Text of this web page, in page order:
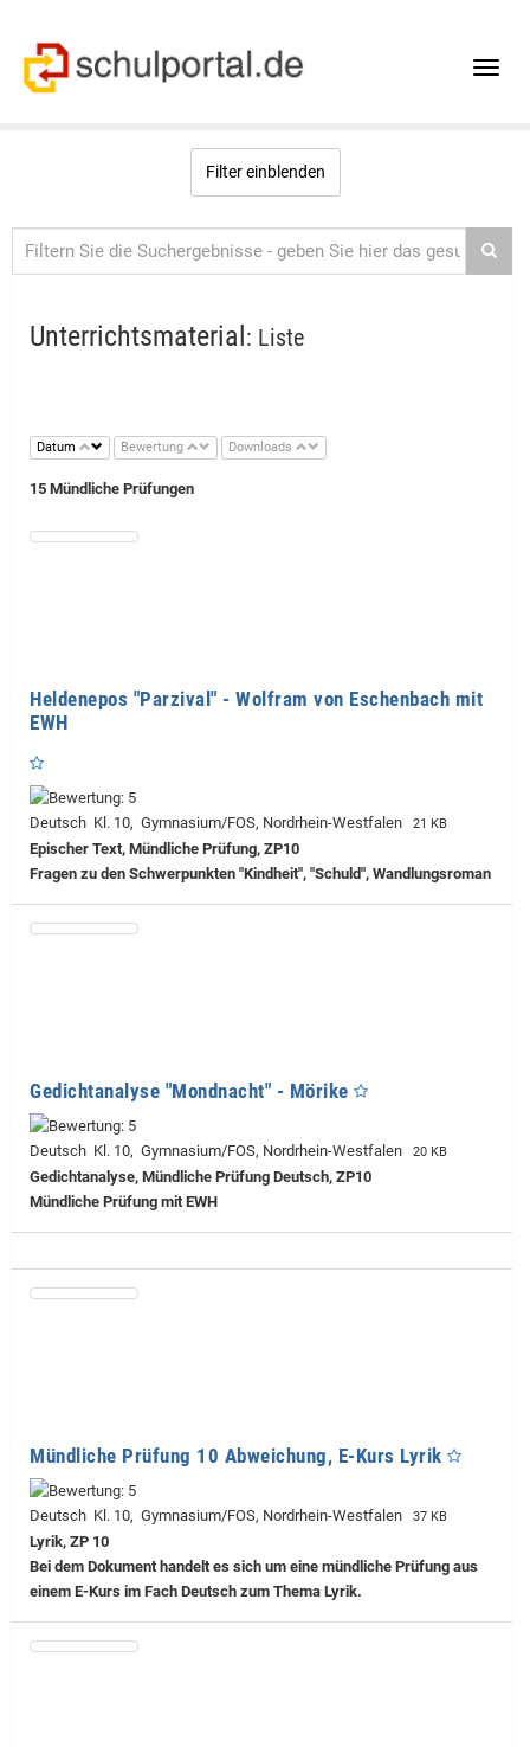
Toggle
Filter einblenden
Unterrichtsmaterial : Liste
Datum Bewertung Downloads
15 Mündliche Prüfungen
Heldenepos "Parzival" - Wolfram von Eschenbach mit
EWH
Deutsch Kl. 10, Gymnasium/FOS, Nordrhein-Westfalen 21 KB
Epischer Text, Mündliche Prüfung, ZP10
Fragen zu den Schwerpunkten "Kindheit", "Schuld", Wandlungsroman
Gedichtanalyse "Mondnacht" - Mörike
Deutsch Kl. 10, Gymnasium/FOS, Nordrhein-Westfalen 20 KB
Gedichtanalyse, Mündliche Prüfung Deutsch, ZP10
Mündliche Prüfung mit EWH
Mündliche Prüfung 10 Abweichung, E-Kurs Lyrik
Deutsch Kl. 10, Gymnasium/FOS, Nordrhein-Westfalen 37 KB
Lyrik, ZP 10
Bei dem Dokument handelt es sich um eine mündliche Prüfung aus
einem E-Kurs im Fach Deutsch zum Thema Lyrik.